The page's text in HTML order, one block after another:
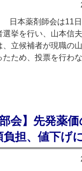
日本薬剤師会は11
選挙を行い、山本信
、立候補者が現職の
たため、投票を行わ
部会】先発薬
負担、値下げ